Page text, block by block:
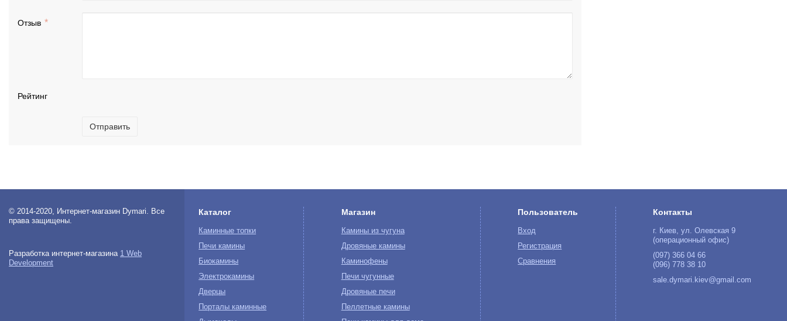
Отзыв
Рейтинг
Отправить
© 2014-2020, Интернет-магазин Dymari. Все
права защищены.
Разработка интернет-магазина 1 Web
Development
Каталог
Каминные топки
Печи камины
Биокамины
Электрокамины
Дверцы
Порталы каминные
Магазин
Камины из чугуна
Дровяные камины
Каминофены
Печи чугунные
Дровяные печи
Пеллетные камины
Пользователь
Вход
Регистрация
Сравнения
Контакты
г. Киев, ул. Олевская 9
(операционный офис)
(097) 366 04 66
(096) 778 38 10
sale.dymari.kiev@gmail.com